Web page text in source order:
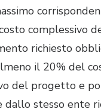
complessivo
richiesto
il 20% del
del progetto e
dallo stesso ente